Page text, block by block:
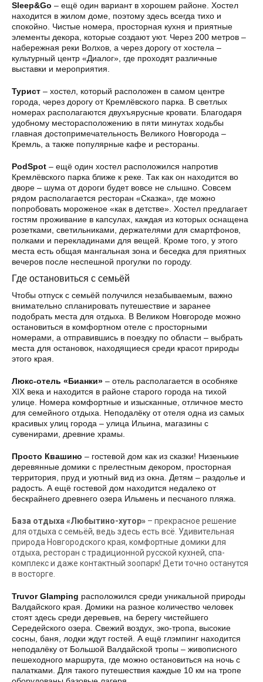
Sleep&Go – ещё один вариант в хорошем районе. Хостел
находится в жилом доме, поэтому здесь всегда тихо и
спокойно. Чистые номера, просторная кухня и приятные
элементы декора, которые создают уют. Через 200 метров –
набережная реки Волхов, а через дорогу от хостела –
культурный центр «Диалог», где проходят различные
выставки и мероприятия.
Турист – хостел, который расположен в самом центре
города, через дорогу от Кремлёвского парка. В светлых
номерах располагаются двухъярусные кровати. Благодаря
удобному месторасположению в пяти минутах ходьбы
главная достопримечательность Великого Новгорода –
Кремль, а также популярные кафе и рестораны.
PodSpot – ещё один хостел расположился напротив
Кремлёвского парка ближе к реке. Так как он находится во
дворе – шума от дороги будет вовсе не слышно. Совсем
рядом располагается ресторан «Сказка», где можно
попробовать мороженое «как в детстве». Хостел предлагает
гостям проживание в капсулах, каждая из которых оснащена
розетками, светильниками, держателями для смартфонов,
полками и перекладинами для вещей. Кроме того, у этого
места есть общая мангальная зона и беседка для приятных
вечеров после неспешной прогулки по городу.
Где остановиться с семьёй
Чтобы отпуск с семьёй получился незабываемым, важно
внимательно спланировать путешествие и заранее
подобрать места для отдыха. В Великом Новгороде можно
остановиться в комфортном отеле с просторными
номерами, а отправившись в поездку по области – выбрать
места для остановок, находящиеся среди красот природы
этого края.
Люкс-отель «Бианки» – отель располагается в особняке
XIX века и находится в районе старого города на тихой
улице. Номера комфортные и изысканные, отличное место
для семейного отдыха. Неподалёку от отеля одна из самых
красивых улиц города – улица Ильина, магазины с
сувенирами, древние храмы.
Просто Квашино – гостевой дом как из сказки! Низенькие
деревянные домики с прелестным декором, просторная
территория, пруд и уютный вид из окна. Детям – раздолье и
радость. А ещё гостевой дом находится недалеко от
бескрайнего древнего озера Ильмень и песчаного пляжа.
База отдыха «Любытино-хутор» – прекрасное решение
для отдыха с семьёй, ведь здесь есть всё. Удивительная
природа Новгородского края, комфортные домики для
отдыха, ресторан с традиционной русской кухней, спа-
комплекс и даже контактный зоопарк! Дети точно останутся
в восторге.
Truvor Glamping расположился среди уникальной природы
Валдайского края. Домики на разное количество человек
стоят здесь среди деревьев, на берегу чистейшего
Середейского озера. Свежий воздух, эко-тропа, высокие
сосны, баня, лодки ждут гостей. А ещё глэмпинг находится
неподалёку от Большой Валдайской тропы – живописного
пешеходного маршрута, где можно остановиться на ночь с
палатками. Для такого путешествия каждые 10 км на тропе